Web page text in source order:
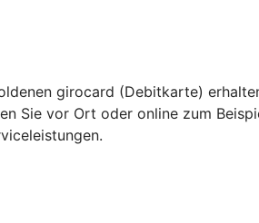
girocard (Debitkarte)
Sie vor Ort oder online zum